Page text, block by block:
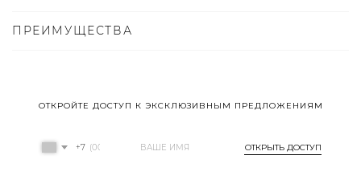
ПРЕИМУЩЕСТВА
ОТКРОЙТЕ ДОСТУП К ЭКСКЛЮЗИВНЫМ ПРЕДЛОЖЕНИЯМ
+7 ОТКРЫТЬ ДОСТУП